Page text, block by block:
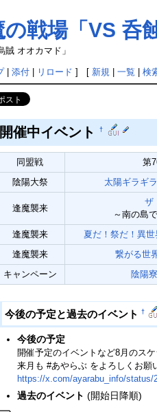
戦場「VS 呑
オオカマド」
| 添付| リロード ] [ 新規| 一覧 検
開催中イベント †
同盟戦 第
陰陽大祭
太陽ギラギ
逢魔襲来
ザ
～南の島
逢魔襲来 夏だ！祭だ！異
逢魔襲来
繋がる世
キャンペーン
陰陽
今後の予定と過去のイベント†
今後の予定
開催予定のイベントなど8月のス
来月も #あやらぶ をよろしくお願
https://x.com/ayarabu_info/status/
過去のイベント (開始日降順)